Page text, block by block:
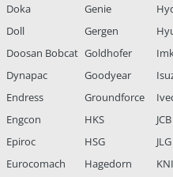
Doka
Doll
Doosan Bobcat
Dynapac
Endress
Engcon
Epiroc
Eurocomach
Genie
Gergen
Goldhofer
Goodyear
Groundforce
HKS
HSG
Hagedorn
JCB
JLG